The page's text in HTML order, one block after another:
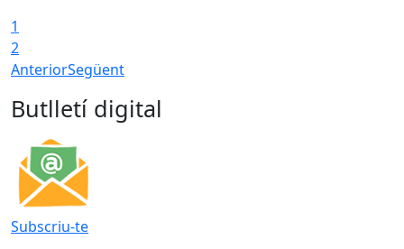
1
2
AnteriorSegüent
Butlletí digital
Subscriu-te